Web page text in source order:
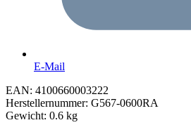
E-Mail
EAN: 4100660003222
Herstellernummer: G567-0600RA
Gewicht: 0.6 kg